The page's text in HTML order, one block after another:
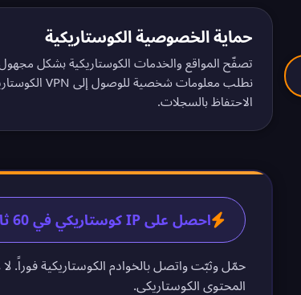
حماية الخصوصية الكوستاريكية
تصفّح المواقع والخدمات الكوستاريكية بشكل
نطلب معلومات شخصية للوصول إلى VPN الكوستاريكي. اطّلع على
الاحتفاظ بالسجلات.
احصل على IP كوستاريكي في 60 ثانية
حمّل وثبّت واتصل بالخوادم الكوستاريكية فوراً.
المحتوى الكوستاريكي.